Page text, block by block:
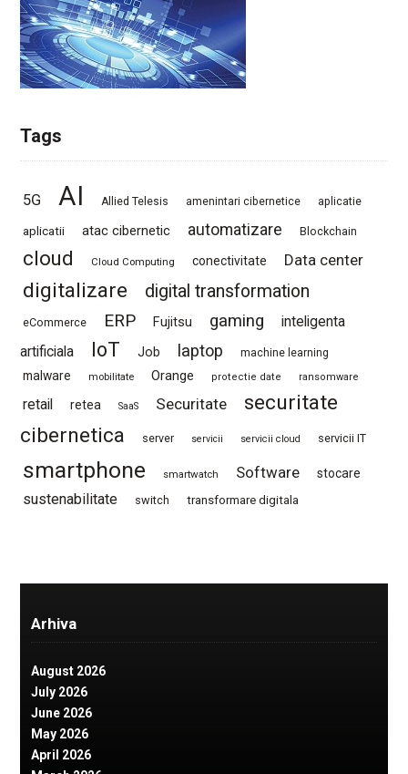
Tags
5G AI Allied Telesis amenintari cibernetice aplicatie
aplicatii atac cibernetic automatizare Blockchain
cloud Cloud Computing conectivitate Data center
digitalizare digital transformation
eCommerce ERP Fujitsu gaming
inteligenta
artificiala
IoT Job laptop machine learning
malware mobilitate Orange protectie date ransomware
retail retea SaaS Securitate
securitate
cibernetica
server servicii servicii cloud servicii IT
smartphone smartwatch Software stocare
sustenabilitate switch transformare digitala
Arhiva
August 2026
July 2026
June 2026
May 2026
April 2026